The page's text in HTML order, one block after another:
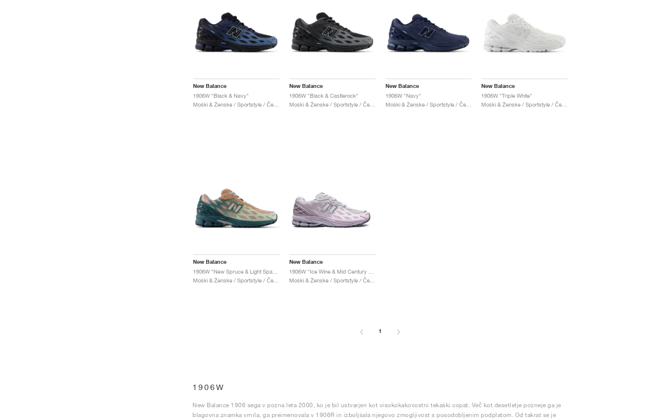
New Balance
1906W "Black & Navy"
New Balance
1906W "Black & Castlerock"
Moški & Ženske / Sportstyle / Čevlji
New Balance
1906W "Navy"
Moški & Ženske / Sportstyle / Čevlji
New Balance
1906W "Triple White"
New Balance New Balance
Moški & Ženske / Sportstyle / Čevlji
1
1906W
New Balance 1906 sega v pozna leta 2000, ko je bil ustvarjen kot visokokakovostni tekaški copat. Več kot desetletje pozneje ga je
blagovna znamka vrnila, ga preimenovala v 1906R in izboljšala njegovo zmogljivost s posodobljenim podplatom. Od takrat se je